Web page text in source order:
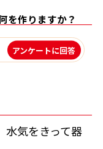
を作りますか？
アンケートに回答
水気をきって器